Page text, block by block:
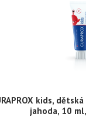
kids,
jahoda, 10